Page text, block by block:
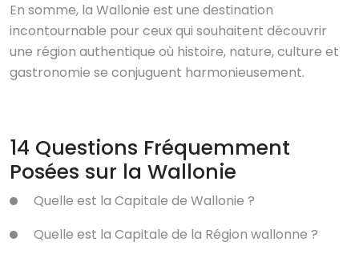
En somme, la Wallonie est une destination
incontournable pour ceux qui souhaitent découvrir
une région authentique où histoire, nature, culture et
gastronomie se conjuguent harmonieusement.
14 Questions Fréquemment
Posées sur la Wallonie
Quelle est la Capitale de Wallonie ?
Quelle est la Capitale de la Région wallonne ?